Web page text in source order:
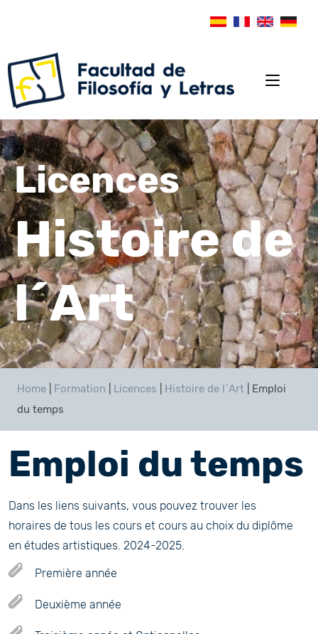
Licences
Histoire de
l´Art
Home Formation Licences Histoire de l´Art
Emploi
du temps
Emploi du temps
Dans les liens suivants, vous pouvez trouver les
horaires de tous les cours et cours au choix du diplôme
en études artistiques. 2024-2025.
Première année
Deuxième année